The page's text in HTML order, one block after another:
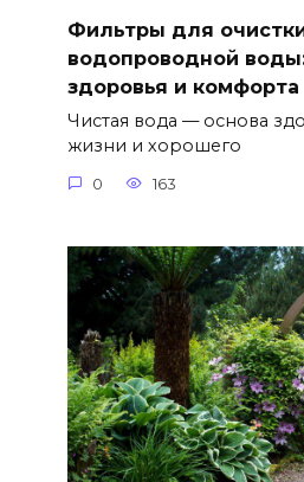
Фильтры для
водопроводной
здоровья и комфорта
Чистая вода — основа
жизни и хорошего
0 163